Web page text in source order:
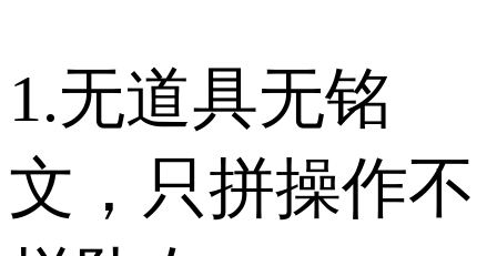
1.无道具无铭
文，只拼操作不